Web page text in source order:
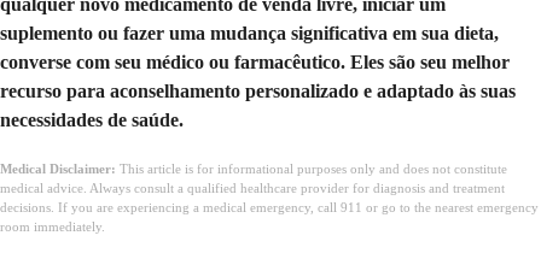
qualquer novo medicamento de venda livre, iniciar um
suplemento ou fazer uma mudança significativa em sua dieta,
converse com seu médico ou farmacêutico. Eles são seu melhor
recurso para aconselhamento personalizado e adaptado às suas
necessidades de saúde.
Medical Disclaimer: This article is for informational purposes only and does not constitute
medical advice. Always consult a qualified healthcare provider for diagnosis and treatment
decisions. If you are experiencing a medical emergency, call 911 or go to the nearest emergency
room immediately.